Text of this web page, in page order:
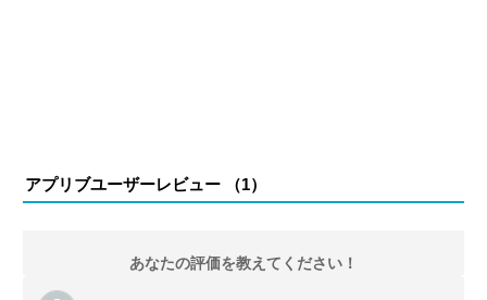
アプリブユーザーレビュー （1）
あなたの評価を教えてください！